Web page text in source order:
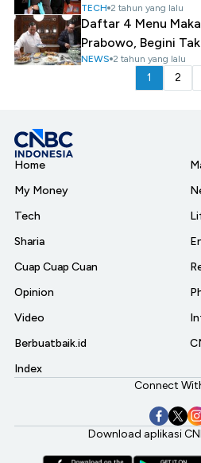
TECH 2 tahun yang lalu
Daftar 4 Menu
Prabowo, Begini
NEWS 2 tahun yang lalu
1 2
Home
My Money
Tech
Sharia
Cuap Cuap Cuan
Opinion
Video
Berbuatbaik.id
Index
Connect
Download aplikasi